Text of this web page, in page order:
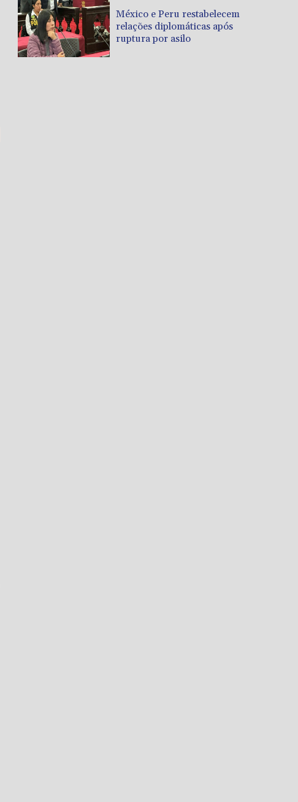
México e Peru restabelecem
relações diplomáticas após
ruptura por asilo